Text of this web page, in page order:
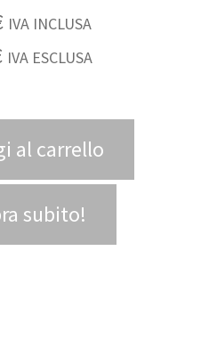
IVA INCLUSA
IVA ESCLUSA
al carrello
subito!